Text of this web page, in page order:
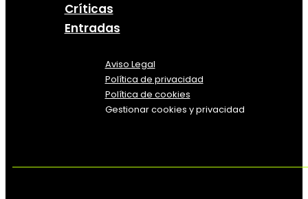
Críticas
Entradas
Aviso Legal
Política de privacidad
Política de cookies
Gestionar cookies y privacidad